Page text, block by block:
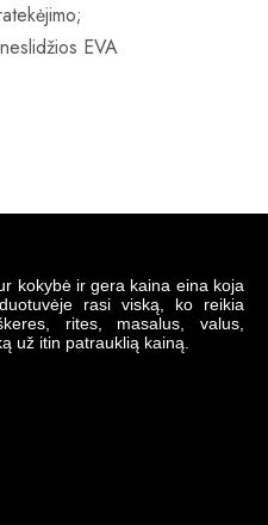
EVA
kokybė ir gera kaina eina koja
rasi viską, ko reikia
rites, masalus, valus,
už itin patrauklią kainą.